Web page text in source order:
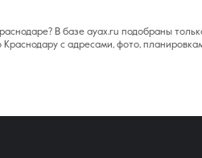
В базе ayax.ru подобраны
с адресами, фото,